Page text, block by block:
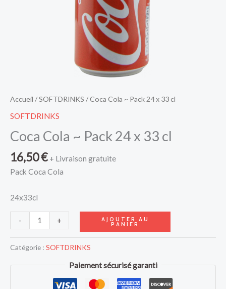
Accueil /SOFTDRINKS / Coca Cola ~ Pack 24 x 33 cl
SOFTDRINKS
Coca Cola ~ Pack 24 x 33 cl
16,50€ + Livraison gratuite
Pack Coca Cola
24x33cl
- + AJOUTER AU
PANIER
Catégorie : SOFTDRINKS
Paiement sécurisé garanti